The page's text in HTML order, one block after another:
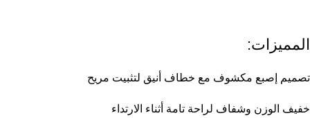
المميزات:
تصميم إصبع مكشوف مع خطاف أنيق لتثبيت مريح
خفيف الوزن وشفاف لراحة تامة أثناء الارتداء